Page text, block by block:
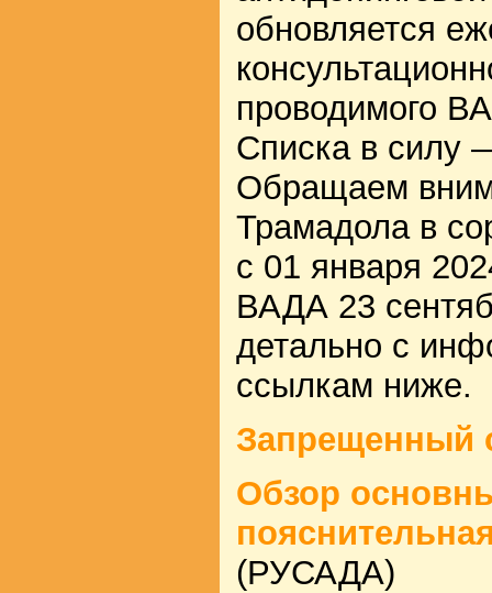
обновляется
проводимого
Списка в силу
Обращаем
Трамадола в
с 01 января
ВАДА 23
детально с
ссылкам ниже.
Запрещенный
Обзор
(РУСАДА)